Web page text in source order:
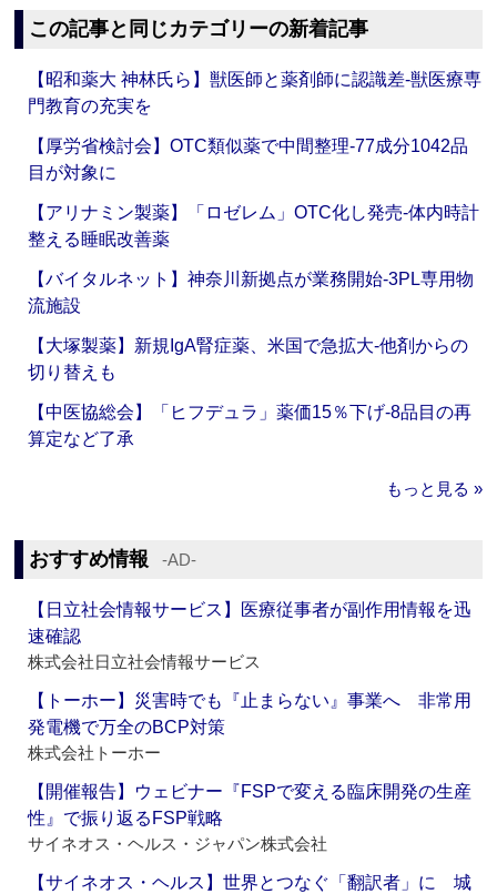
この記事と同じカテゴリーの新着記事
【昭和薬大 神林氏ら】獣医師と薬剤師に認識差‐獣医療専
門教育の充実を
【厚労省検討会】OTC類似薬で中間整理‐77成分1042品
目が対象に
【アリナミン製薬】「ロゼレム」OTC化し発売‐体内時計
整える睡眠改善薬
【バイタルネット】神奈川新拠点が業務開始‐3PL専用物
流施設
【大塚製薬】新規IgA腎症薬、米国で急拡大‐他剤からの
切り替えも
【中医協総会】「ヒフデュラ」薬価15％下げ‐8品目の再
算定など了承
もっと見る »
おすすめ情報 ‐AD‐
【日立社会情報サービス】医療従事者が副作用情報を迅
速確認
株式会社日立社会情報サービス
【トーホー】災害時でも『止まらない』事業へ 非常用
発電機で万全のBCP対策
株式会社トーホー
【開催報告】ウェビナー『FSPで変える臨床開発の生産
性』で振り返るFSP戦略
サイネオス・ヘルス・ジャパン株式会社
【サイネオス・ヘルス】世界とつなぐ「翻訳者」に 城